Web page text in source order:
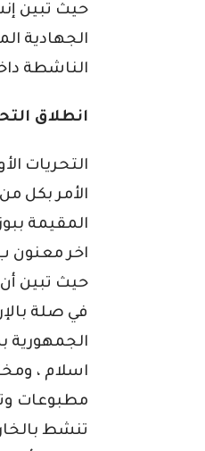
حيث تبين
الجهادية
الناشطة
انطلاق
التحريات
الأمر بكل
المقيمة
اخر معنون ب
حيث تبين
في صلة
الجمهورية
اسلام ،
مطبوعات
تنشط